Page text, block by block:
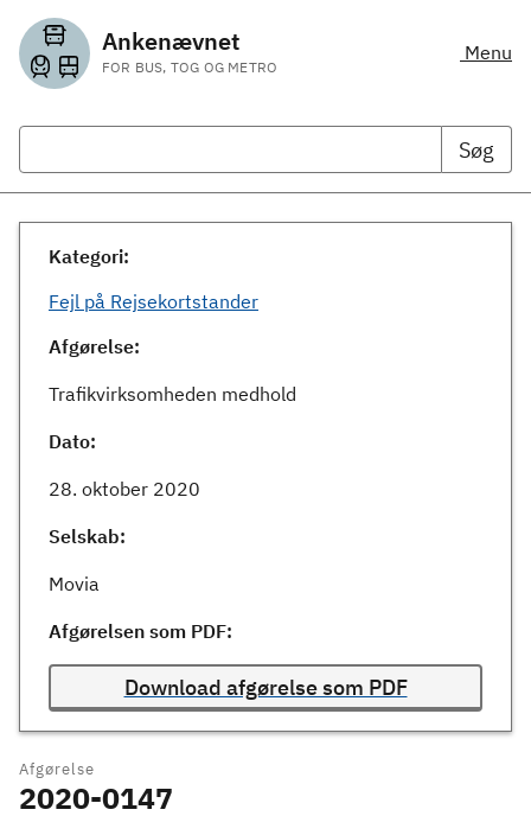
Ankenævnet
FOR BUS, TOG OG METRO
Menu
Søg
Kategori:
Fejl på Rejsekortstander
Afgørelse:
Trafikvirksomheden medhold
Dato:
28. oktober 2020
Selskab:
Movia
Afgørelsen som PDF:
Download afgørelse som PDF
Afgørelse
2020-0147